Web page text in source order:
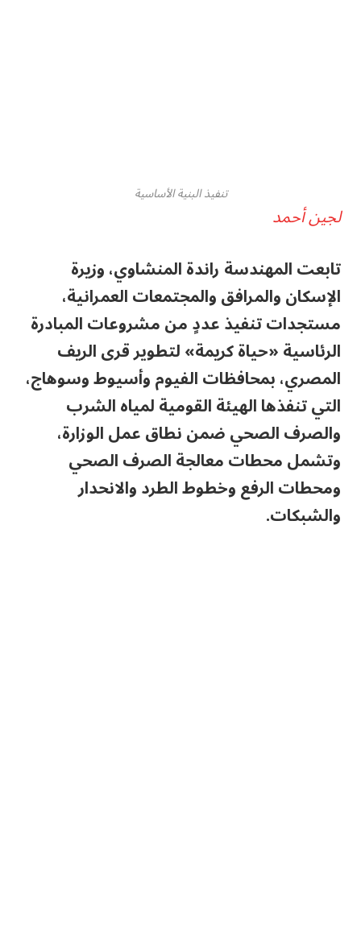
تنفيذ البنية الأساسية
لجين أحمد
تابعت المهندسة راندة المنشاوي، وزيرة
الإسكان والمرافق والمجتمعات العمرانية،
مستجدات تنفيذ عددٍ من مشروعات المبادرة
الرئاسية «حياة كريمة» لتطوير قرى الريف
المصري، بمحافظات الفيوم وأسيوط وسوهاج،
التي تنفذها الهيئة القومية لمياه الشرب
والصرف الصحي ضمن نطاق عمل الوزارة،
وتشمل محطات معالجة الصرف الصحي
ومحطات الرفع وخطوط الطرد والانحدار
والشبكات.